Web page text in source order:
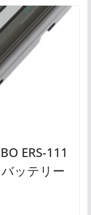
ERS-111
ッテリー